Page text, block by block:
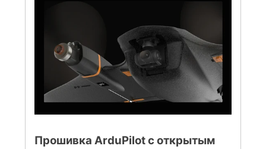
Прошивка ArduPilot с открытым